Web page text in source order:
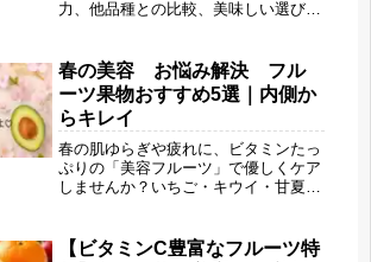
力、他品種との比較、美味しい選び
ューシーで栄養豊富な“黄金のキウ
イ”の魅力を旬果びよりがわかりやす
く紹介します。
春の美容 お悩み解決 フル
ーツ果物おすすめ5選｜内側か
らキレイ
春の肌ゆらぎや疲れに、ビタミンたっ
ぷりの「美容フルーツ」で優しくケア
しませんか？いちご・キウイ・甘夏な
イをチャージするヒントをお届けしま
【ビタミンC豊富なフルーツ特